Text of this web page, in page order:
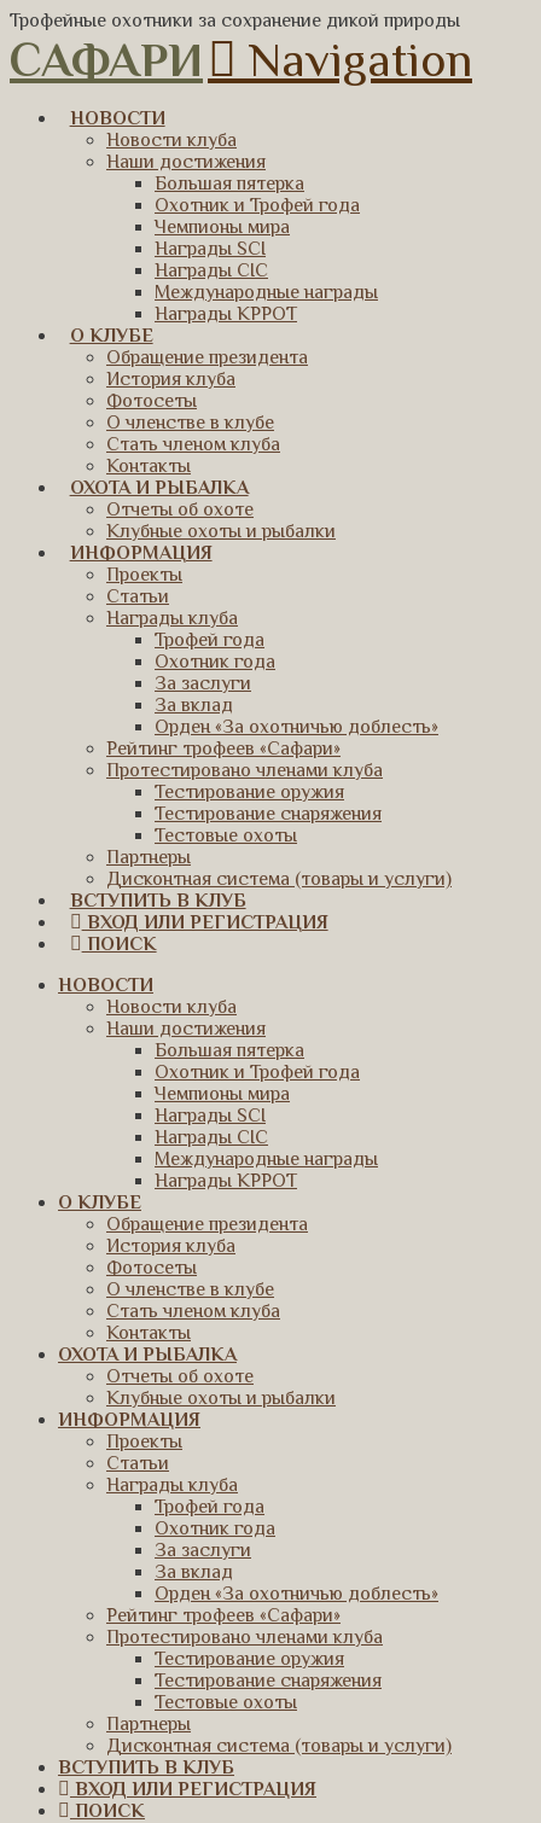
Трофейные охотники за сохранение дикой природы
САФАРИ Navigation
НОВОСТИ
Новости клуба
Наши достижения
Большая пятерка
Охотник и Трофей года
Чемпионы мира
Награды SCI
Награды CIC
Международные награды
Награды КРРОТ
О КЛУБЕ
Обращение президента
История клуба
Фотосеты
О членстве в клубе
Стать членом клуба
Контакты
ОХОТА И РЫБАЛКА
Отчеты об охоте
Клубные охоты и рыбалки
ИНФОРМАЦИЯ
Проекты
Статьи
Награды клуба
Трофей года
Охотник года
За заслуги
За вклад
Орден «За охотничью доблесть»
Рейтинг трофеев «Сафари»
Протестировано членами клуба
Тестирование оружия
Тестирование снаряжения
Тестовые охоты
Партнеры
Дисконтная система (товары и услуги)
ВСТУПИТЬ В КЛУБ
ВХОД ИЛИ РЕГИСТРАЦИЯ
ПОИСК
НОВОСТИ
Новости клуба
Наши достижения
Большая пятерка
Охотник и Трофей года
Чемпионы мира
Награды SCI
Награды CIC
Международные награды
Награды КРРОТ
О КЛУБЕ
Обращение президента
История клуба
Фотосеты
О членстве в клубе
Стать членом клуба
Контакты
ОХОТА И РЫБАЛКА
Отчеты об охоте
Клубные охоты и рыбалки
ИНФОРМАЦИЯ
Проекты
Статьи
Награды клуба
Трофей года
Охотник года
За заслуги
За вклад
Орден «За охотничью доблесть»
Рейтинг трофеев «Сафари»
Протестировано членами клуба
Тестирование оружия
Тестирование снаряжения
Тестовые охоты
Партнеры
Дисконтная система (товары и услуги)
ВСТУПИТЬ В КЛУБ
ВХОД ИЛИ РЕГИСТРАЦИЯ
ПОИСК